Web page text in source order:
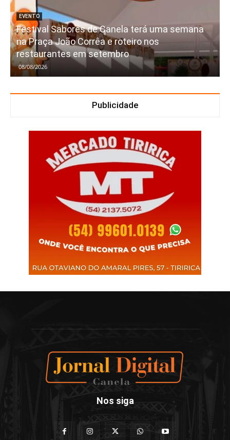
EVENTO
Festival Sabores de Canela terá uma semana
na Praça João Corrêa e roteiro nos
restaurantes em setembro
08/08/2026
Publicidade
Nos siga